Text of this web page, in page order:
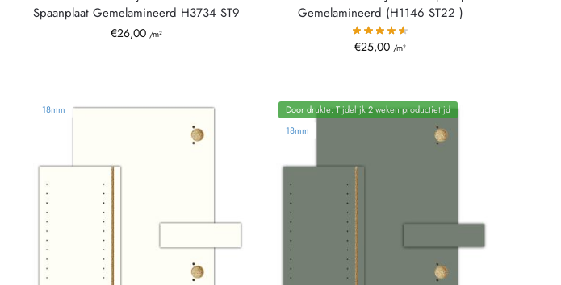
Spaanplaat Gemelamineerd H3734 ST9
€26,00 /m²
Gemelamineerd (H1146 ST22 )
€25,00 /m²
18mm
Door drukte: Tijdelijk 2 weken productietijd
18mm